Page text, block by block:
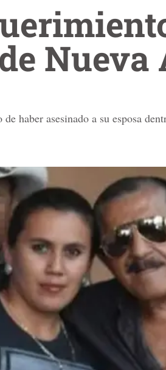
Nueva
haber asesinado a su esposa